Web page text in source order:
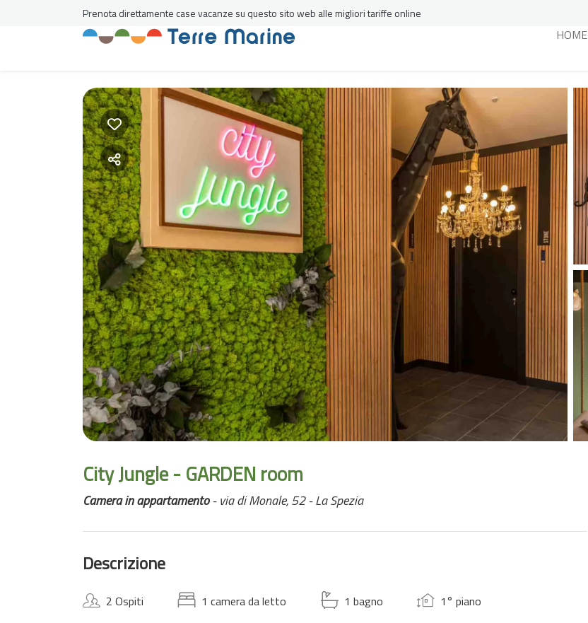
HOME
City Jungle - GARDEN room
Camera in appartamento- via di Monale, 52 - La Spezia
Descrizione
2 Ospiti 1 camera da letto 1 bagno 1° piano
Prenota direttamente case vacanze su questo sito web alle migliori tariffe online